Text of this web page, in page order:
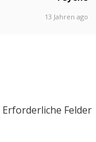
13 Jahren ago
Erforderliche Felder